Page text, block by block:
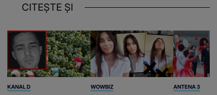
CITEȘTE ȘI
KANAL D WOWBIZ ANTENA 3